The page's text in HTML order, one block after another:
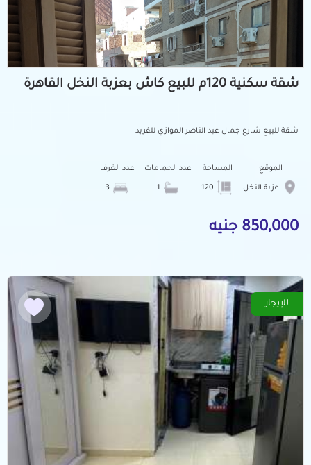
شقة سكنية 120م للبيع كاش بعزبة النخل القاهرة
شقة للبيع شارع جمال عبد الناصر الموازي للفريد
الموقع
عزبة النخل
المساحة عدد الحمامات عدد الغرف
850,000 جنيه
للإيجار